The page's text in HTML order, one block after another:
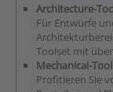
Architecture-
Für Entwürfe
Toolset mit
Mechanical-
Profitieren Sie